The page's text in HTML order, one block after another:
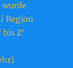
Region
Z‘